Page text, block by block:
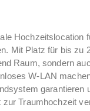
Hochzeitslocation
Mit Platz für bis zu
Raum, sondern
W-LAN
garantieren
Traumhochzeit